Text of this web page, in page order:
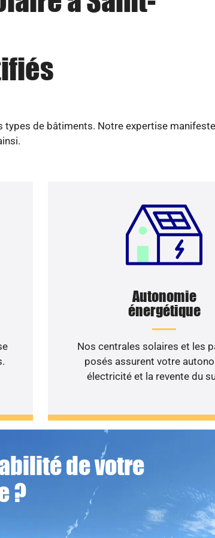
de bâtiments. Notre expertise
Autonomie
énergétique
Nos centrales solaires et les
posés assurent votre
électricité et la revente du
de votre
?